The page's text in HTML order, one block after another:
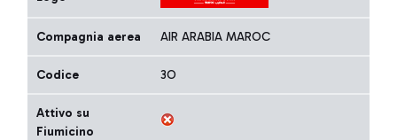
Compagnia aerea AIR ARABIA MAROC
Codice 3O
Attivo su
Fiumicino